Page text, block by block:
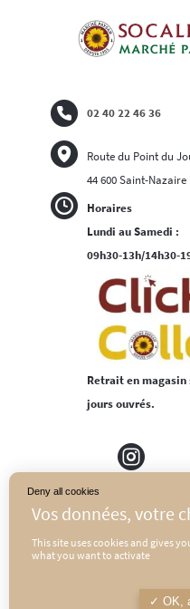
Horaires
Lundi au Samedi :
09h30-13h/14h30-
Retrait en magasin
jours ouvrés.
02 40 22 46 36
Route du Point du
44 600 Saint-Nazaire
CONDITIONS
POLITIQUE
This site uses cookies and gives
what you want to activate
OK,
Deny all cookies